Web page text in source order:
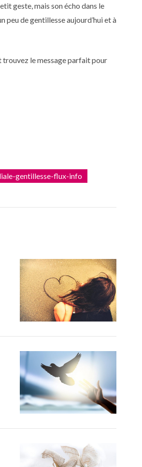
geste, mais son écho dans le
peu de gentillesse aujourd’hui et à
trouvez le message parfait pour
gentillesse-flux-info